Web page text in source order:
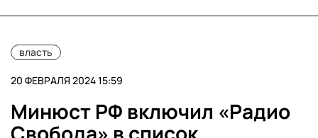
власть
20 ФЕВРАЛЯ 2024 15:59
Минюст РФ включил «Радио